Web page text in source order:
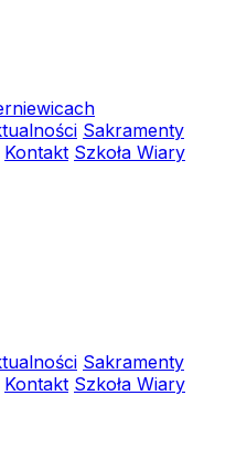
Sakramenty
Kontakt Szkoła Wiary
Sakramenty
Kontakt Szkoła Wiary